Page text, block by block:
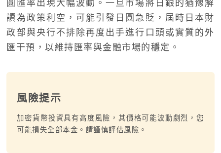
圓匯率出現大幅波動。一旦市場將日銀的猶豫解
讀為政策利空，可能引發日圓急貶，屆時日本財
政部與央行不排除再度出手進行口頭或實質的外
匯干預，以維持匯率與金融市場的穩定。
風險提示
加密貨幣投資具有高度風險，其價格可能波動劇烈，您
可能損失全部本金。請謹慎評估風險。